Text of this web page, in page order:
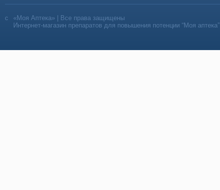
«Моя Аптека» | Все права защищены
Интернет-магазин препаратов для повышения потенции “Моя